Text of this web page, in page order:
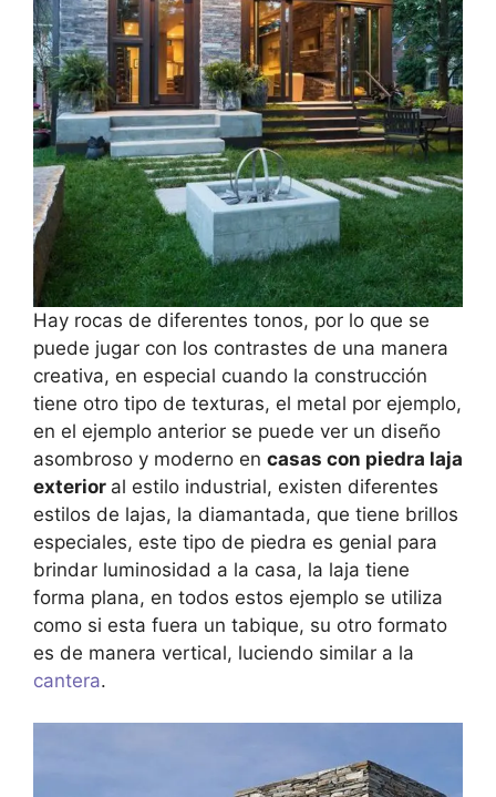
Hay rocas de diferentes tonos, por lo que se
puede jugar con los contrastes de una manera
creativa, en especial cuando la construcción
tiene otro tipo de texturas, el metal por ejemplo,
en el ejemplo anterior se puede ver un diseño
asombroso y moderno en casas con piedra laja
exterior al estilo industrial, existen diferentes
estilos de lajas, la diamantada, que tiene brillos
especiales, este tipo de piedra es genial para
brindar luminosidad a la casa, la laja tiene
forma plana, en todos estos ejemplo se utiliza
como si esta fuera un tabique, su otro formato
es de manera vertical, luciendo similar a la
cantera.